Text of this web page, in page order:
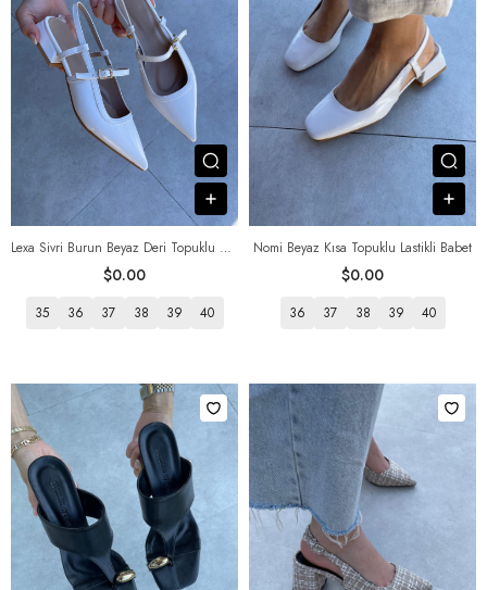
Lexa Sivri Burun Beyaz Deri Topuklu Ayakkabı
$0.00
Посмотреть товар
В корзину
35 36 37 38 39 40
Nomi Beyaz Kısa Topuklu Lastikli Babet
$0.00
36 37 38 39 40